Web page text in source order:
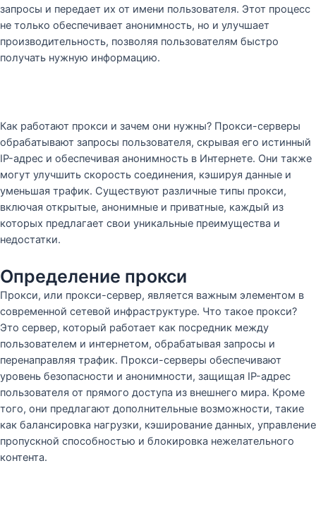
запросы и передает их от имени пользователя. Этот процесс
не только обеспечивает анонимность, но и улучшает
производительность, позволяя пользователям быстро
получать нужную информацию.
Как работают прокси и зачем они нужны? Прокси-серверы
обрабатывают запросы пользователя, скрывая его истинный
IP-адрес и обеспечивая анонимность в Интернете. Они также
могут улучшить скорость соединения, кэшируя данные и
уменьшая трафик. Существуют различные типы прокси,
включая открытые, анонимные и приватные, каждый из
которых предлагает свои уникальные преимущества и
недостатки.
Определение прокси
Прокси, или прокси-сервер, является важным элементом в
современной сетевой инфраструктуре. Что такое прокси?
Это сервер, который работает как посредник между
пользователем и интернетом, обрабатывая запросы и
перенаправляя трафик. Прокси-серверы обеспечивают
уровень безопасности и анонимности, защищая IP-адрес
пользователя от прямого доступа из внешнего мира. Кроме
того, они предлагают дополнительные возможности, такие
как балансировка нагрузки, кэширование данных, управление
пропускной способностью и блокировка нежелательного
контента.